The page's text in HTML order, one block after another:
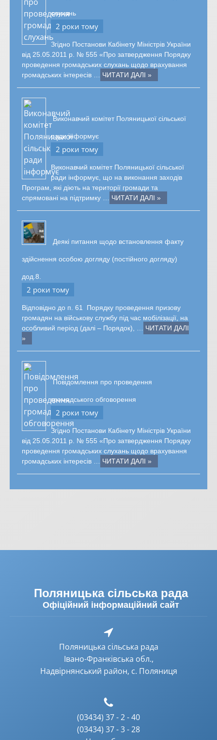
слухань
2 роки тому
Згідно Постанови Кабінету Міністрів України
від 25.05.2011 р. № 555 «Про затвердження Порядку
проведення громадських слухань щодо врахування
громадських інтересів …
ЧИТАТИ ДАЛІ »
Виконавчий комітет Поляницької сільської
ради інформує
2 роки тому
Виконавчий комітет Поляницької сільської
ради інформує, що на виконання заходів
Програм, які діють на території громади та
спрямовані на підтримку …
ЧИТАТИ ДАЛІ »
Деякі питання щодо встановлення факту
здійснення особою догляду (постійного догляду)
дод.8.
2 роки тому
Відповідно до п. 61 Порядку проведення призову
громадян на військову службу під час мобілізації, на
особливий період (далі – Порядок), …
ЧИТАТИ ДАЛІ
»
Повідомлення про проведення
громадського обговорення
2 роки тому
Згідно Постанови Кабінету Міністрів України
від 25.05.2011 р. № 555 «Про затвердження Порядку
проведення громадських слухань щодо врахування
громадських інтересів …
ЧИТАТИ ДАЛІ »
Поляницька сільська рада
Офіційний інформаційний сайт
Поляницька сільська рада
Івано-Франківська обл.,
Надвірнянський район, с. Поляниця
(03434) 37 - 2 - 40
(03434) 37 - 3 - 28